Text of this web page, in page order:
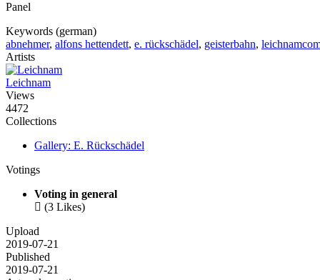
Panel
Keywords (german)
abnehmer, alfons hettendett, e. rückschädel, geisterbahn,
Artists
Leichnam
Views
4472
Collections
Gallery: E. Rückschädel
Votings
Voting in general
 (3 Likes)
Upload
2019-07-21
Published
2019-07-21